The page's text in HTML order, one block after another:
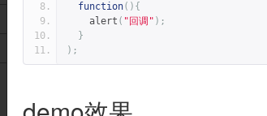
function(){
    alert
( "回调" );
}
);